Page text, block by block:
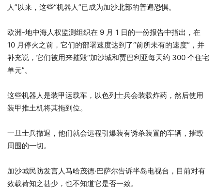
人”以来，这些“机器人”已成为加沙北部的普遍恐惧。
欧洲-地中海人权监测组织在 9 月 1 日的一份报告中指出，在
10 月停火之前，它们的部署速度达到了“前所未有的速度”，并
补充说，它们被用来摧毁“加沙城和贾巴利亚每天约 300 个住宅
单元”。
这些机器人是装甲运载车，以色列士兵会装载炸药，然后使用
装甲推土机将其拖到位。
一旦士兵撤退，他们就会远程引爆装有诱杀装置的车辆，摧毁
周围的一切。
加沙城民防发言人马哈茂德·巴萨尔告诉半岛电视台，目前对有
效载荷知之甚少，也不知道它是否一致。